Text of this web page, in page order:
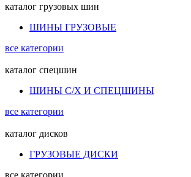
каталог грузовых шин
ШИНЫ ГРУЗОВЫЕ
все категории
каталог спецшин
ШИНЫ С/Х И СПЕЦШИНЫ
все категории
каталог дисков
ГРУЗОВЫЕ ДИСКИ
все категории